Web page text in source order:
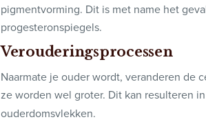
pigmentvorming. Dit is met name het
progesteronspiegels.
Verouderingsprocessen
Naarmate je ouder wordt, veranderen de
ze worden wel groter. Dit kan resulteren
ouderdomsvlekken.